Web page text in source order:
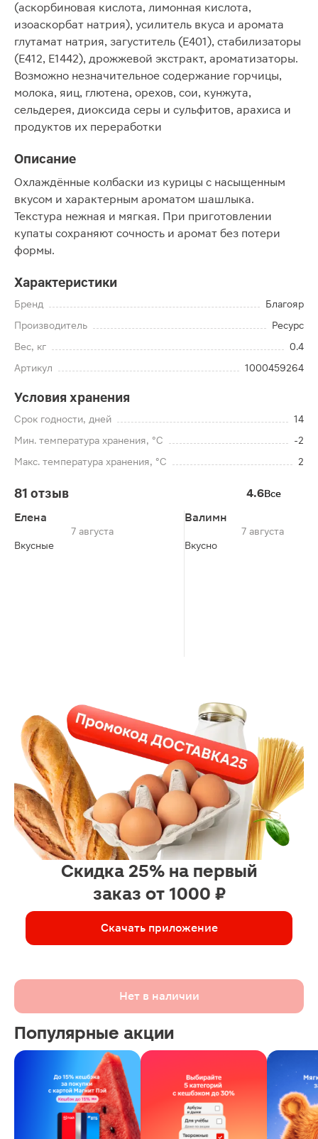
(аскорбиновая кислота, лимонная кислота,
изоаскорбат натрия), усилитель вкуса и аромата
глутамат натрия, загуститель (E401), стабилизаторы
(E412, E1442), дрожжевой экстракт, ароматизаторы.
Возможно незначительное содержание горчицы,
молока, яиц, глютена, орехов, сои, кунжута,
сельдерея, диоксида серы и сульфитов, арахиса и
продуктов их переработки
Описание
Охлаждённые колбаски из курицы с насыщенным
вкусом и характерным ароматом шашлыка.
Текстура нежная и мягкая. При приготовлении
купаты сохраняют сочность и аромат без потери
формы.
Характеристики
Бренд
Благояр
Производитель
Ресурс
Вес, кг
0.4
Артикул
1000459264
Условия хранения
Срок годности, дней
14
Мин. температура хранения, °C
-2
Макс. температура хранения, °C
2
81 отзыв 4.6Все
Елена
7 августа
Вкусные
Валимн
7 августа
Вкусно
Скидка 25% на первый
заказ от 1000 ₽
Скачать приложение
Нет в наличии
Популярные акции